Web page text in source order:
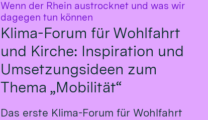
Wenn der Rhein austrocknet und was wir
dagegen tun können
Klima-Forum für Wohlfahrt
und Kirche: Inspiration und
Umsetzungsideen zum
Thema „Mobilität“
Das erste Klima-Fo­rum für Wohl­fahrt